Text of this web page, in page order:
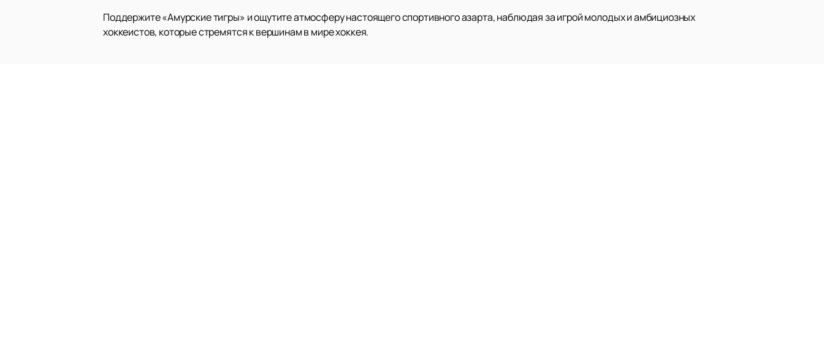
Поддержите «Амурские тигры» и ощутите атмосферу настоящего спортивного азарта, наблюдая за игрой молодых и амбициозных
хоккеистов, которые стремятся к вершинам в мире хоккея.